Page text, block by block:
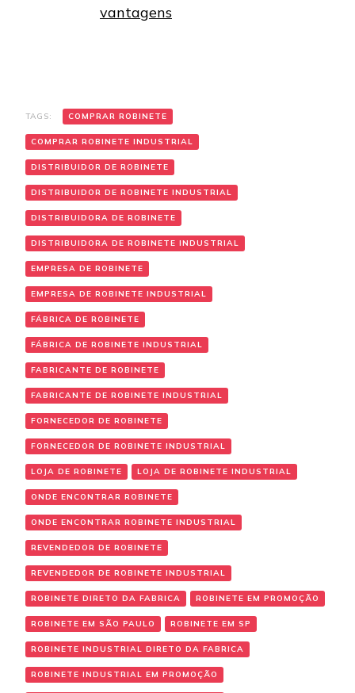
vantagens
TAGS: COMPRAR ROBINETE
COMPRAR ROBINETE INDUSTRIAL
DISTRIBUIDOR DE ROBINETE
DISTRIBUIDOR DE ROBINETE INDUSTRIAL
DISTRIBUIDORA DE ROBINETE
DISTRIBUIDORA DE ROBINETE INDUSTRIAL
EMPRESA DE ROBINETE
EMPRESA DE ROBINETE INDUSTRIAL
FÁBRICA DE ROBINETE
FÁBRICA DE ROBINETE INDUSTRIAL
FABRICANTE DE ROBINETE
FABRICANTE DE ROBINETE INDUSTRIAL
FORNECEDOR DE ROBINETE
FORNECEDOR DE ROBINETE INDUSTRIAL
LOJA DE ROBINETE LOJA DE ROBINETE INDUSTRIAL
ONDE ENCONTRAR ROBINETE
ONDE ENCONTRAR ROBINETE INDUSTRIAL
REVENDEDOR DE ROBINETE
REVENDEDOR DE ROBINETE INDUSTRIAL
ROBINETE DIRETO DA FABRICA ROBINETE EM PROMOÇÃO
ROBINETE EM SÃO PAULO ROBINETE EM SP
ROBINETE INDUSTRIAL DIRETO DA FABRICA
ROBINETE INDUSTRIAL EM PROMOÇÃO